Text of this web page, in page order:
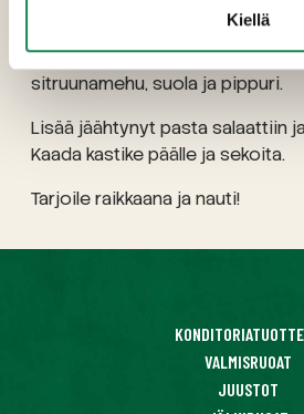
Kiellä
paahdetut pinjansiemenet ja
Sekoita pienessä kulhossa
sitruunamehu, suola ja pippuri.
Lisää jäähtynyt pasta salaattiin
Kaada kastike päälle ja sekoita.
Tarjoile raikkaana ja nauti!
VALMISRUOAT
JUUSTOT